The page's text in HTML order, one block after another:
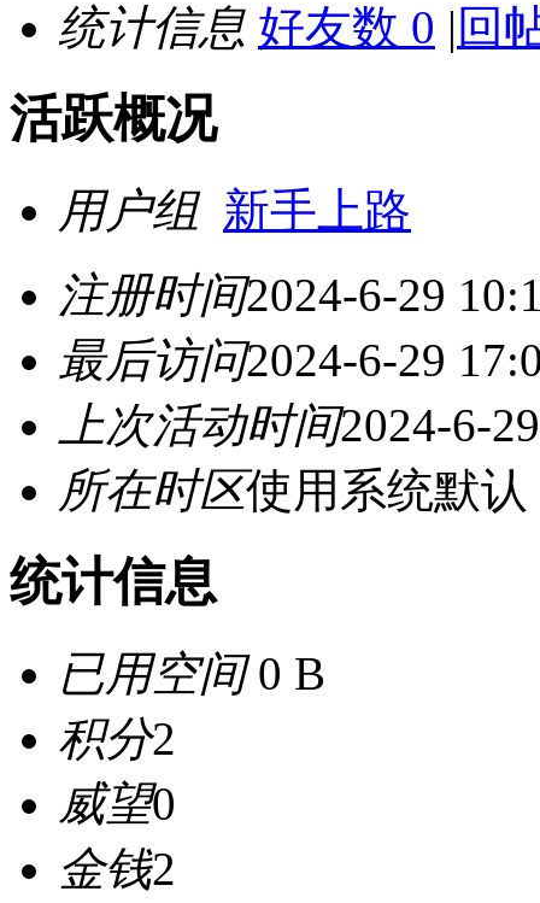
统计信息 好友数 0 | 回
活跃概况
用户组 新手上路
注册时间2024-6-29
最后访问2024-6-29
上次活动时间2024-6-
所在时区使用系统默认
统计信息
已用空间0 B
积分2
威望0
金钱2